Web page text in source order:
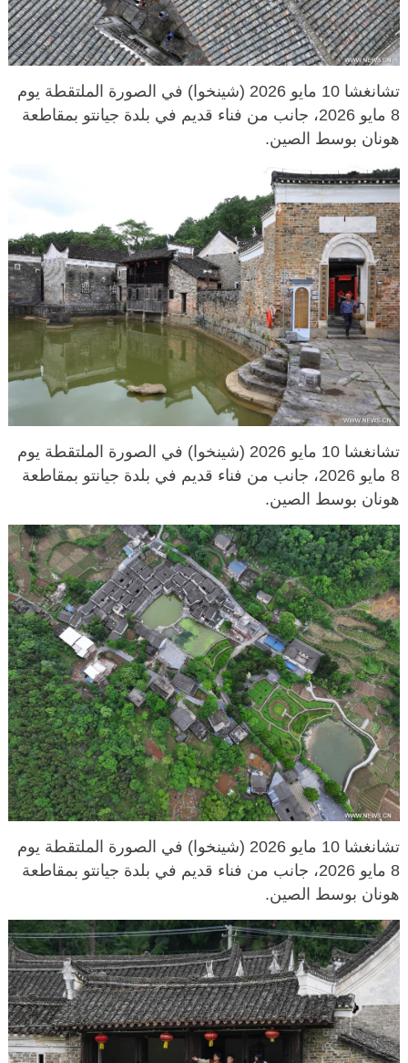
تشانغشا 10 مايو 2026 (شينخوا) في الصورة الملتقطة يوم
8 مايو 2026، جانب من فناء قديم في بلدة جيانتو بمقاطعة
هونان بوسط الصين.
تشانغشا 10 مايو 2026 (شينخوا) في الصورة الملتقطة يوم
8 مايو 2026، جانب من فناء قديم في بلدة جيانتو بمقاطعة
هونان بوسط الصين.
تشانغشا 10 مايو 2026 (شينخوا) في الصورة الملتقطة يوم
8 مايو 2026، جانب من فناء قديم في بلدة جيانتو بمقاطعة
هونان بوسط الصين.